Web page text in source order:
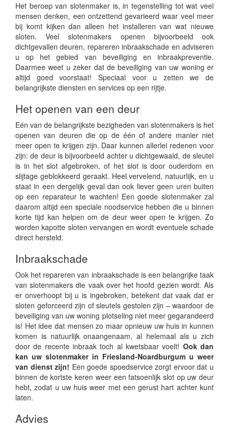
Het beroep van slotenmaker is, in tegenstelling tot wat veel
mensen denken, een ontzettend gevarieerd waar veel meer
bij komt kijken dan alleen het installeren van wat nieuwe
sloten. Veel slotenmakers openen bijvoorbeeld ook
dichtgevallen deuren, repareren inbraakschade en adviseren
u op het gebied van beveiliging en inbraakpreventie.
Daarmee weet u zeker dat de beveiliging van uw woning er
altijd goed voorstaat! Speciaal voor u zetten we de
belangrijkste diensten en services op een rijtje.
Het openen van een deur
Eén van de belangrijkste bezigheden van slotenmakers is het
openen van deuren die op de één of andere manier niet
meer open te krijgen zijn. Daar kunnen allerlei redenen voor
zijn: de deur is bijvoorbeeld achter u dichtgewaaid, de sleutel
is in het slot afgebroken, of het slot is door ouderdom en
slijtage geblokkeerd geraakt. Heel vervelend, natuurlijk, en u
staat in een dergelijk geval dan ook liever geen uren buiten
op een reparateur te wachten! Een goede slotenmaker zal
daarom altijd een speciale noodservice hebben die u binnen
korte tijd kan helpen om de deur weer open te krijgen. Zo
worden kapotte sloten vervangen en wordt eventuele schade
direct hersteld.
Inbraakschade
Ook het repareren van inbraakschade is een belangrijke taak
van slotenmakers die vaak over het hoofd gezien wordt. Als
er onverhoopt bij u is ingebroken, betekent dat vaak dat er
sloten geforceerd zijn of sleutels gestolen zijn – waardoor de
beveiliging van uw woning plotseling niet meer gegarandeerd
is! Het idee dat mensen zo maar opnieuw uw huis in kunnen
komen is natuurlijk onaangenaam, al helemaal als u zich
door de recente inbraak toch al kwetsbaar voelt! Ook dan
kan uw slotenmaker in Friesland-Noardburgum u weer
van dienst zijn! Een goede spoedservice zorgt ervoor dat u
binnen de kortste keren weer een fatsoenlijk slot op uw deur
hebt, zodat u uw huis weer met een gerust hart achter kunt
laten.
Advies